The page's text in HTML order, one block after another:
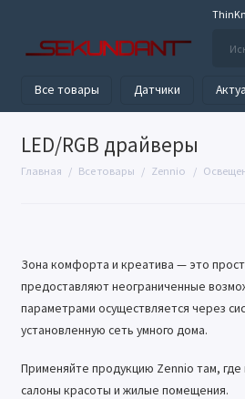
Все товары Датчики
LED/RGB драйверы
Главная Все товары Zennio
Зона комфорта и креатива — это
предоставляют неограниченные
параметрами осуществляется через
установленную сеть умного дома.
Применяйте продукцию Zennio там,
салоны красоты и жилые помещения.